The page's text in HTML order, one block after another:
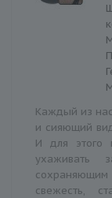
Каждый из
и сияющий
И для этого
ухаживать
сохраняющим
свежесть,